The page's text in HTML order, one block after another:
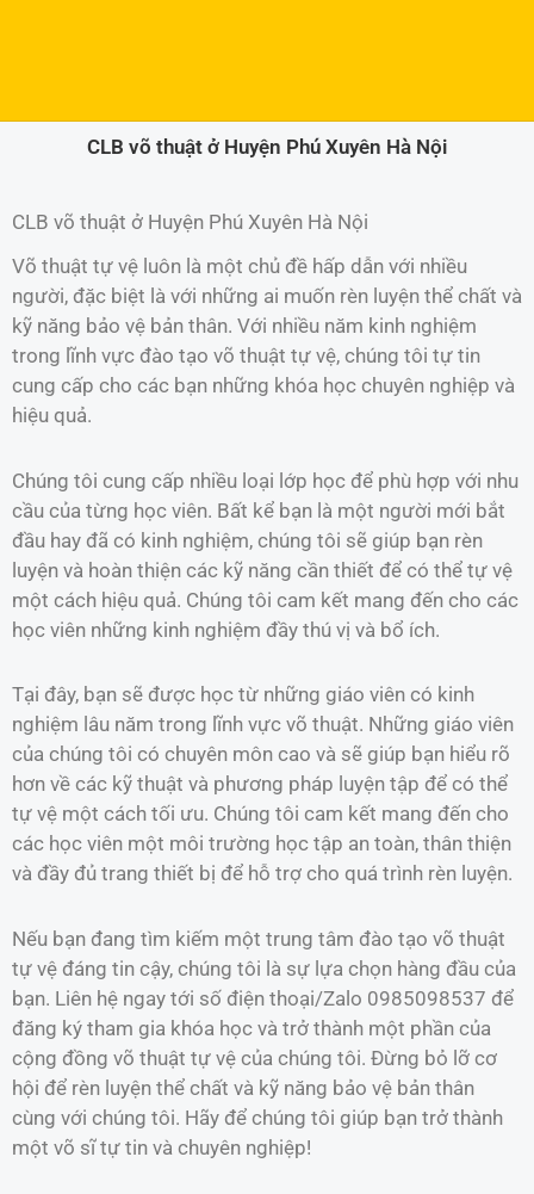
CLB võ thuật ở Huyện Phú Xuyên Hà Nội
CLB võ thuật ở Huyện Phú Xuyên Hà Nội
Võ thuật tự vệ luôn là một chủ đề hấp dẫn với nhiều
người, đặc biệt là với những ai muốn rèn luyện thể chất và
kỹ năng bảo vệ bản thân. Với nhiều năm kinh nghiệm
trong lĩnh vực đào tạo võ thuật tự vệ, chúng tôi tự tin
cung cấp cho các bạn những khóa học chuyên nghiệp và
hiệu quả.
Chúng tôi cung cấp nhiều loại lớp học để phù hợp với nhu
cầu của từng học viên. Bất kể bạn là một người mới bắt
đầu hay đã có kinh nghiệm, chúng tôi sẽ giúp bạn rèn
luyện và hoàn thiện các kỹ năng cần thiết để có thể tự vệ
một cách hiệu quả. Chúng tôi cam kết mang đến cho các
học viên những kinh nghiệm đầy thú vị và bổ ích.
Tại đây, bạn sẽ được học từ những giáo viên có kinh
nghiệm lâu năm trong lĩnh vực võ thuật. Những giáo viên
của chúng tôi có chuyên môn cao và sẽ giúp bạn hiểu rõ
hơn về các kỹ thuật và phương pháp luyện tập để có thể
tự vệ một cách tối ưu. Chúng tôi cam kết mang đến cho
các học viên một môi trường học tập an toàn, thân thiện
và đầy đủ trang thiết bị để hỗ trợ cho quá trình rèn luyện.
Nếu bạn đang tìm kiếm một trung tâm đào tạo võ thuật
tự vệ đáng tin cậy, chúng tôi là sự lựa chọn hàng đầu của
bạn. Liên hệ ngay tới số điện thoại/Zalo 0985098537 để
đăng ký tham gia khóa học và trở thành một phần của
cộng đồng võ thuật tự vệ của chúng tôi. Đừng bỏ lỡ cơ
hội để rèn luyện thể chất và kỹ năng bảo vệ bản thân
cùng với chúng tôi. Hãy để chúng tôi giúp bạn trở thành
một võ sĩ tự tin và chuyên nghiệp!